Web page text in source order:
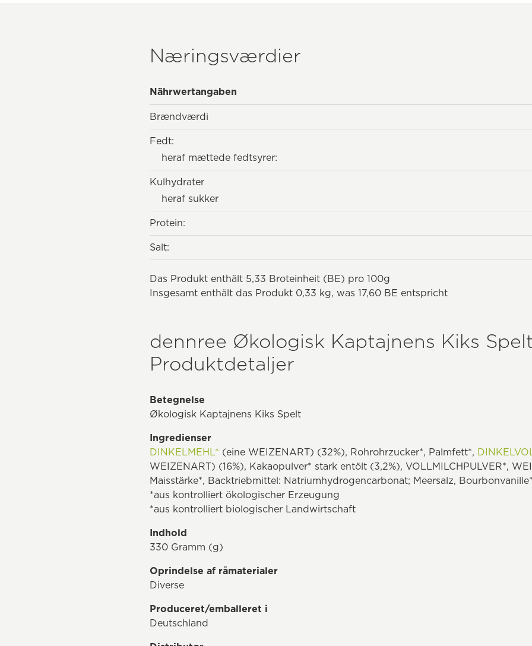
Næringsværdier
Nährwertangaben
Brændværdi
Fedt:
heraf mættede fedtsyrer:
Kulhydrater
heraf sukker
Protein:
Salt:
Das Produkt enthält 5,33 Broteinheit (BE) pro 100g
Insgesamt enthält das Produkt 0,33 kg, was 17,60 BE entspricht
dennree Økologisk Kaptajnens Kiks
Produktdetaljer
Betegnelse
Økologisk Kaptajnens Kiks Spelt
Ingredienser
DINKELMEHL* (eine WEIZENART) (32%), Rohrohrzucker*, Palmfett*,
WEIZENART) (16%), Kakaopulver* stark entölt (3,2%), VOLLMILCHPULVER*,
Maisstärke*, Backtriebmittel: Natriumhydrogencarbonat; Meersalz,
*aus kontrolliert ökologischer Erzeugung
*aus kontrolliert biologischer Landwirtschaft
Indhold
330 Gramm (g)
Oprindelse af råmaterialer
Diverse
Produceret/emballeret i
Deutschland